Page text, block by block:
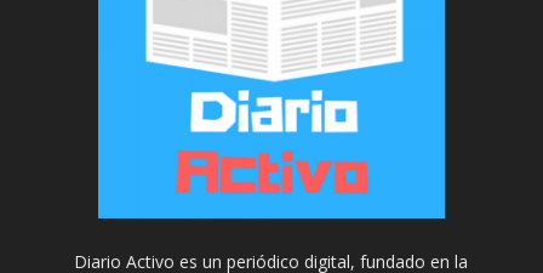
Diario Activo es un periódico digital, fundado en la